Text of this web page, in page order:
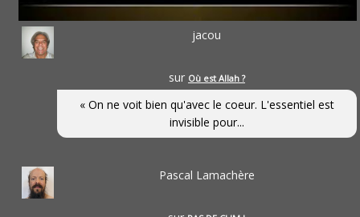
jacou
sur Où est Allah ?
« On ne voit bien qu'avec le coeur. L'essentiel est
invisible pour...
Pascal Lamachère